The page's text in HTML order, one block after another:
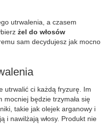
utrwalenia, a czasem
żel do włosów
sam decydujesz jak mocno
utrwalić ci każdą fryzurę. Im
mocniej będzie trzymała się
takie jak olejek arganowy i
i nawilżają włosy. Produkt nie